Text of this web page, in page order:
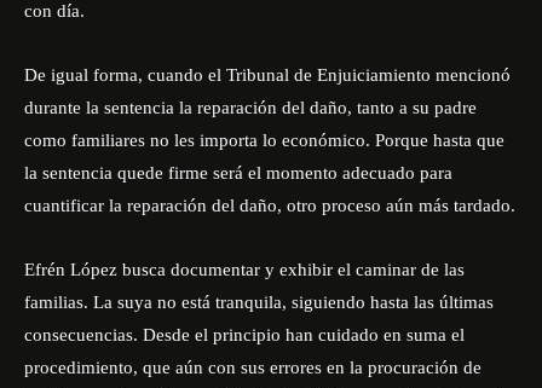
con día.
De igual forma, cuando el Tribunal de Enjuiciamiento mencionó
durante la sentencia la reparación del daño, tanto a su padre
como familiares no les importa lo económico. Porque hasta que
la sentencia quede firme será el momento adecuado para
cuantificar la reparación del daño, otro proceso aún más tardado.
Efrén López busca documentar y exhibir el caminar de las
familias. La suya no está tranquila, siguiendo hasta las últimas
consecuencias. Desde el principio han cuidado en suma el
procedimiento, que aún con sus errores en la procuración de